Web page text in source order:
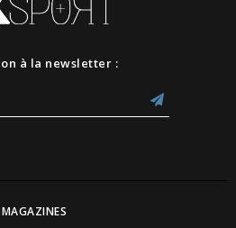
à la newsletter :
MAGAZINES